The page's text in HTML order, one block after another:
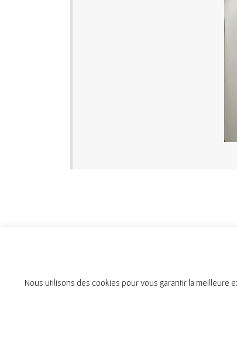
Nous utilisons des cookies pour vous garantir la meilleure